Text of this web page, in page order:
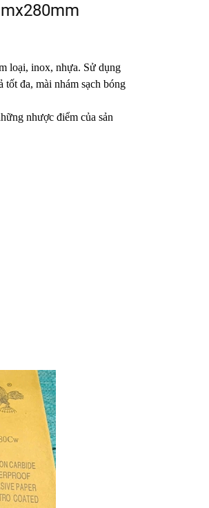
loại, inox, nhựa. Sử dụng
tốt đa, mài nhám sạch bóng
nhược điểm của sản